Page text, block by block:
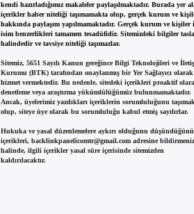
kendi hazırladığımız makaleler paylaşılmaktadır. Burada yer
içerikler haber niteliği taşımamakta olup, gerçek kurum ve
hakkında paylaşım yapılmamaktadır. Gerçek kurum ve kişiler
isim benzerlikleri tamamen tesadüfidir. Sitemizdeki bilgiler
halindedir ve tavsiye niteliği taşımazlar.
Sitemiz, 5651 Sayılı Kanun gereğince Bilgi Teknolojileri ve
Kurumu (BTK) tarafından onaylanmış bir Yer Sağlayıcı olarak
hizmet vermektedir. Bu nedenle, sitedeki içerikleri proaktif
denetleme veya araştırma yükümlülüğümüz bulunmamaktadır.
Ancak, üyelerimiz yazdıkları içeriklerin sorumluluğunu
olup, siteye üye olarak bu sorumluluğu kabul etmiş sayılırlar.
Hukuka ve yasal düzenlemelere aykırı olduğunu
içerikleri, backlinkpanelicomtr@gmail.comadresine bildirmeniz
halinde, ilgili içerikler yasal süre içerisinde sitemizden
kaldırılacaktır.